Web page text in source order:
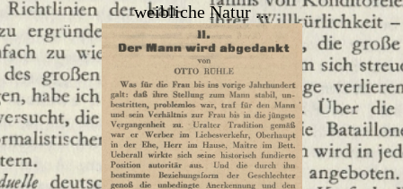
weibliche Natur ...